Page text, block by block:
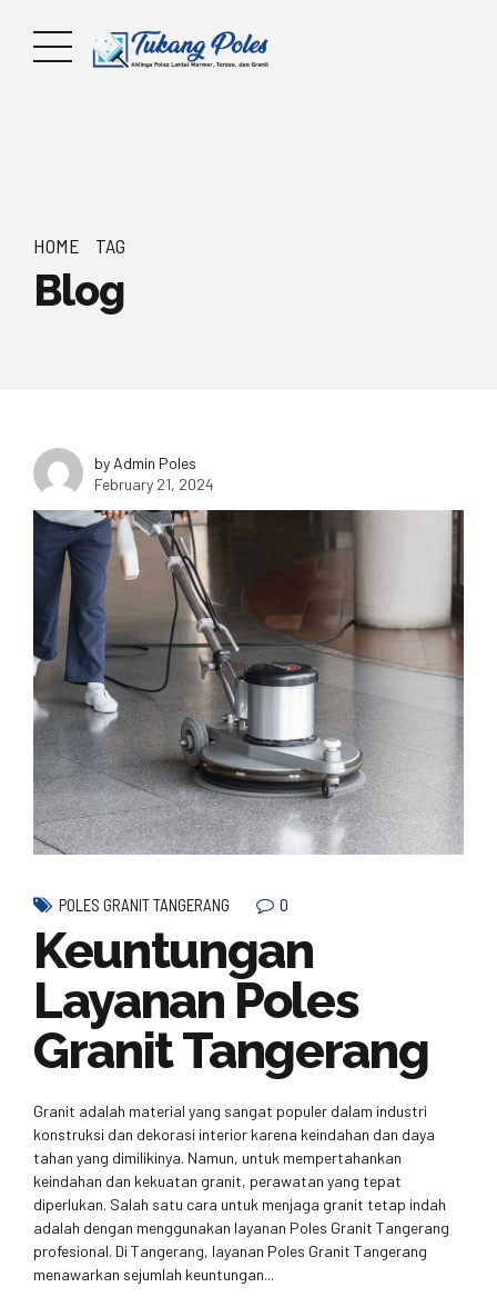
HOME TAG
Blog
by Admin Poles
February 21, 2024
POLES GRANIT TANGERANG 0
Keuntungan
Layanan Poles
Granit Tangerang
Granit adalah material yang sangat populer dalam industri
konstruksi dan dekorasi interior karena keindahan dan daya
tahan yang dimilikinya. Namun, untuk mempertahankan
keindahan dan kekuatan granit, perawatan yang tepat
diperlukan. Salah satu cara untuk menjaga granit tetap indah
adalah dengan menggunakan layanan Poles Granit Tangerang
profesional. Di Tangerang, layanan Poles Granit Tangerang
menawarkan sejumlah keuntungan...